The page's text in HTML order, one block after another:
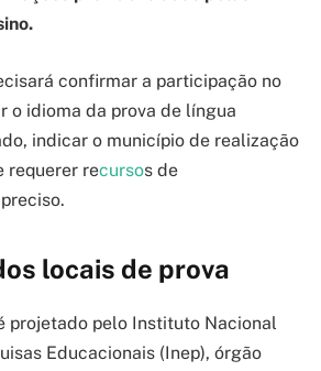
confirmar a participação no
o idioma da prova de língua
indicar o município de realização
requerer recursos de
locais de prova
projetado pelo Instituto Nacional
Educacionais (Inep), órgão